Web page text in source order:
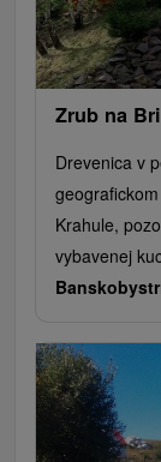
Zrub na
Drevenica v
Krahule,
vybavenej